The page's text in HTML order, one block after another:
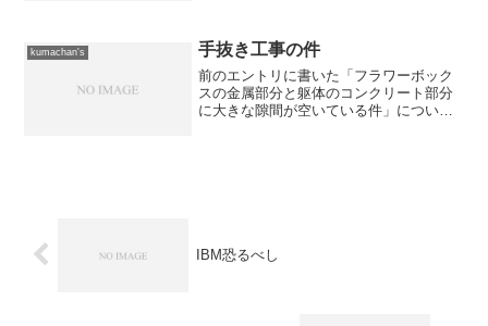
自分の仕事を「ゴミ」と...
kumachan's 手抜き工事の件
前のエントリに書いた「フラワーボック
スの金属部分と躯体のコンクリート部分
に大きな隙間が空いている件」について
IBM恐るべし